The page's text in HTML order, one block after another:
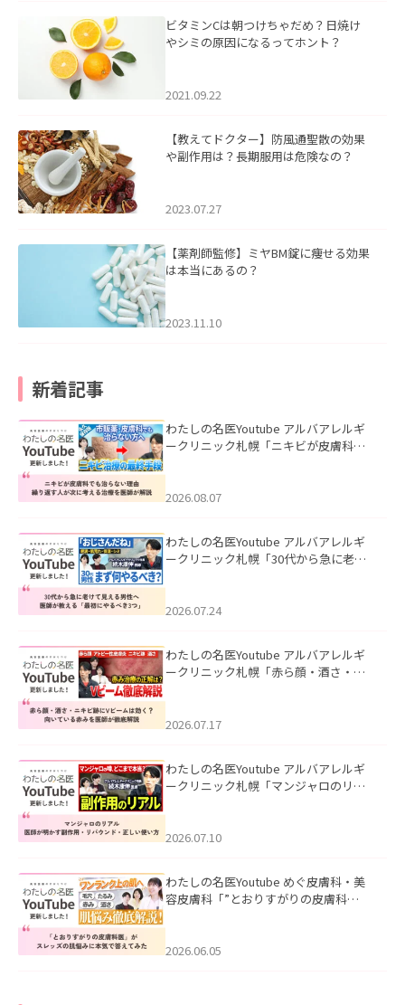
ビタミンCは朝つけちゃだめ？日焼け
やシミの原因になるってホント？
2021.09.22
【教えてドクター】防風通聖散の効果
や副作用は？長期服用は危険なの？
2023.07.27
【薬剤師監修】ミヤBM錠に痩せる効果
は本当にあるの？
2023.11.10
新着記事
わたしの名医Youtube アルバアレルギ
ークリニック札幌「ニキビが皮膚科で
ました。
2026.08.07
わたしの名医Youtube アルバアレルギ
ークリニック札幌「30代から急に老け
た。
2026.07.24
わたしの名医Youtube アルバアレルギ
ークリニック札幌「赤ら顔・酒さ・ニ
した。
2026.07.17
わたしの名医Youtube アルバアレルギ
ークリニック札幌「マンジャロのリア
た。
2026.07.10
わたしの名医Youtube めぐ皮膚科・美
容皮膚科「”とおりすがりの皮膚科
2026.06.05